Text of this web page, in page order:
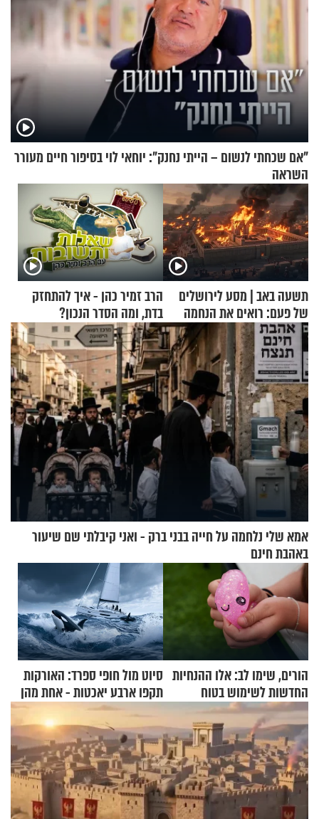
"אם שכחתי לנשום – הייתי נחנק": יוחאי לוי בסיפור חיים מעורר
השראה
תשעה באב | מסע לירושלים
של פעם: רואים את הנחמה
הרב זמיר כהן - איך להתחזק
בדת, ומה הסדר הנכון?
אמא שלי נלחמה על חייה בבני ברק - ואני קיבלתי שם שיעור
באהבת חינם
הורים, שימו לב: אלו ההנחיות
החדשות לשימוש בטוח
בסקווישי לאחר מקרי אשפוז
סיוט מול חופי ספרד: האורקות
תקפו ארבע יאכטות - אחת מהן
טבעה